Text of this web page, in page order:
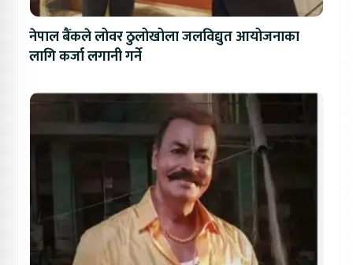
नेपाल बैंकले लोवर ठुलोखोला जलविद्युत आयोजनाका
लागि कर्जा लगानी गर्ने